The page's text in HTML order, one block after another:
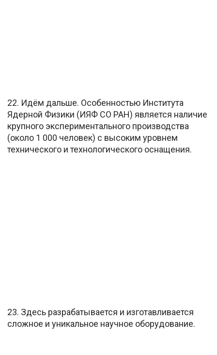
22. Идём дальше. Особенностью Института
Ядерной Физики (ИЯФ СО РАН) является наличие
крупного экспериментального производства
(около 1 000 человек) с высоким уровнем
технического и технологического оснащения.
23. Здесь разрабатывается и изготавливается
сложное и уникальное научное оборудование.